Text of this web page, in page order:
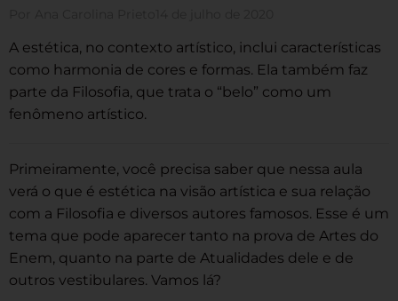
A estética, no contexto artístico, inclui características
como harmonia de cores e formas. Ela também faz
parte da Filosofia, que trata o “belo” como um
fenômeno artístico.
Primeiramente, você precisa saber que nessa aula
verá o que é estética na visão artística e sua relação
com a Filosofia e diversos autores famosos. Esse é um
tema que pode aparecer tanto na prova de Artes do
Enem, quanto na parte de Atualidades dele e de
outros vestibulares. Vamos lá?